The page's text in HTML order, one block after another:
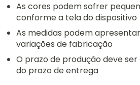
As cores podem sofrer
conforme a tela do dispositivo
As medidas podem
variações de fabricação
O prazo de produção deve
do prazo de entrega